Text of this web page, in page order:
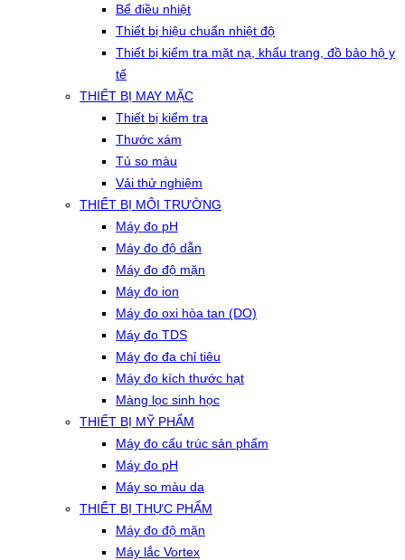
Bể điều nhiệt
Thiết bị hiệu chuẩn nhiệt độ
Thiết bị kiểm tra mặt nạ, khẩu trang, đồ bảo hộ y
tế
THIẾT BỊ MAY MẶC
Thiết bị kiểm tra
Thước xám
Tủ so màu
Vải thử nghiệm
THIẾT BỊ MÔI TRƯỜNG
Máy đo pH
Máy đo độ dẫn
Máy đo độ mặn
Máy đo ion
Máy đo oxi hòa tan (DO)
Máy đo TDS
Máy đo đa chỉ tiêu
Máy đo kích thước hạt
Màng lọc sinh học
THIẾT BỊ MỸ PHẨM
Máy đo cấu trúc sản phẩm
Máy đo pH
Máy so màu da
THIẾT BỊ THỰC PHẨM
Máy đo độ mặn
Máy lắc Vortex